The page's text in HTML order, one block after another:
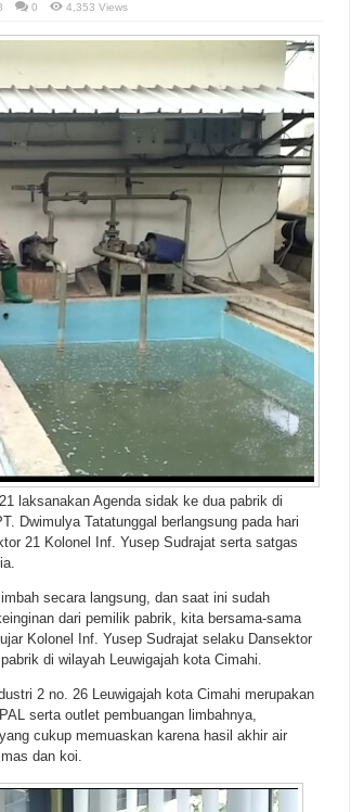
0 4,353 Views
laksanakan Agenda sidak ke dua pabrik di
Dwimulya Tatatunggal berlangsung pada hari
21 Kolonel Inf. Yusep Sudrajat serta satgas
secara langsung, dan saat ini sudah
dari pemilik pabrik, kita bersama-sama
Kolonel Inf. Yusep Sudrajat selaku Dansektor
di wilayah Leuwigajah kota Cimahi.
2 no. 26 Leuwigajah kota Cimahi merupakan
serta outlet pembuangan limbahnya,
cukup memuaskan karena hasil akhir air
dan koi.